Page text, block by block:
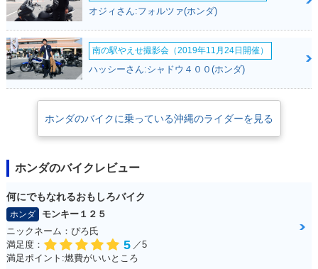
オジィさん:フォルツァ(ホンダ)
南の駅やえせ撮影会（2019年11月24日開催）
ハッシーさん:シャドウ４００(ホンダ)
ホンダのバイクに乗っている沖縄のライダーを見る
ホンダのバイクレビュー
何にでもなれるおもしろバイク
ホンダ
モンキー１２５
ニックネーム：ぴろ氏
満足度：
5 ／5
満足ポイント:燃費がいいところ